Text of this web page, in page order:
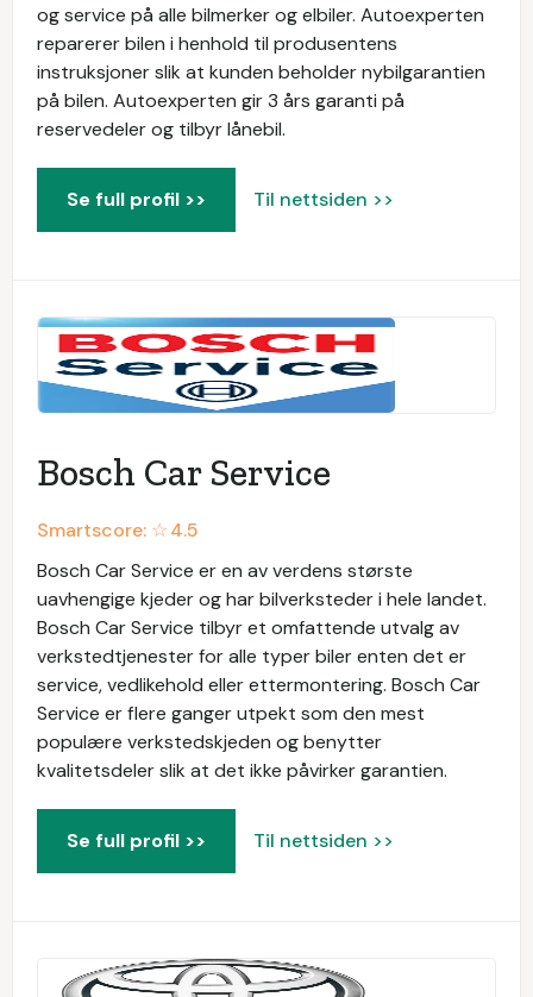
og service på alle bilmerker og elbiler. Autoexperten
reparerer bilen i henhold til produsentens
instruksjoner slik at kunden beholder nybilgarantien
på bilen. Autoexperten gir 3 års garanti på
reservedeler og tilbyr lånebil.
Se full profil >> Til nettsiden >>
Bosch Car Service
Smartscore: ☆4.5
Bosch Car Service er en av verdens største
uavhengige kjeder og har bilverksteder i hele landet.
Bosch Car Service tilbyr et omfattende utvalg av
verkstedtjenester for alle typer biler enten det er
service, vedlikehold eller ettermontering. Bosch Car
Service er flere ganger utpekt som den mest
populære verkstedskjeden og benytter
kvalitetsdeler slik at det ikke påvirker garantien.
Se full profil >> Til nettsiden >>